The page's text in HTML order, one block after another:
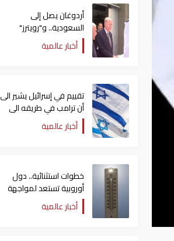
أردوغان يصل إلى
السعودية.. و"رويترز"
تكشف تفاصيل الاتفاق
المرتقب
أخبار عالمية
تقييم في إسرائيل يشير الى
أن ترامب في طريقه الى
إبرام اتفاق مع إيران
أخبار عالمية
خطوات استثنائية.. دول
أوروبية تستعد لمواجهة
موجة حر غير مسبوقة
أخبار عالمية